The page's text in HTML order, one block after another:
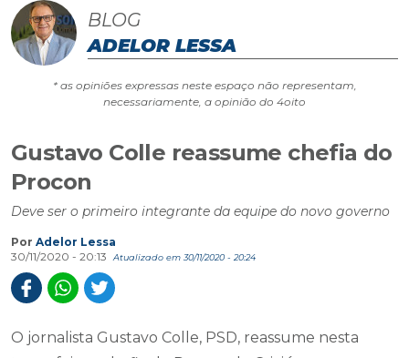
BLOG
ADELOR LESSA
* as opiniões expressas neste espaço não representam,
necessariamente, a opinião do 4oito
Gustavo Colle reassume chefia do
Procon
Deve ser o primeiro integrante da equipe do novo governo
Por Adelor Lessa
30/11/2020 - 20:13
Atualizado em 30/11/2020 - 20:24
O jornalista Gustavo Colle, PSD, reassume nesta